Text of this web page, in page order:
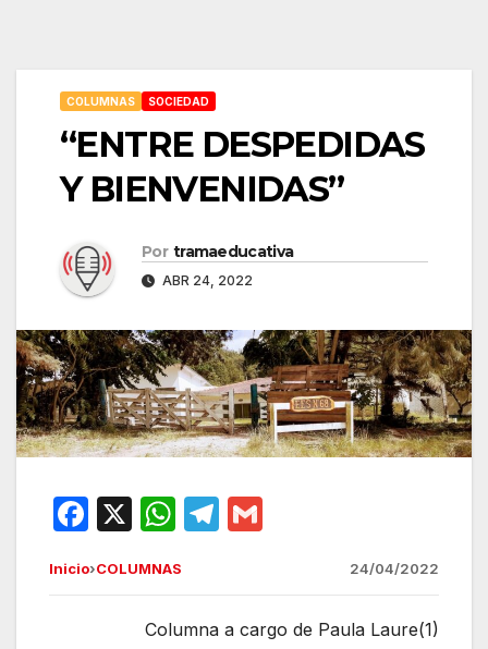
COLUMNAS SOCIEDAD
“ENTRE DESPEDIDAS
Y BIENVENIDAS”
Por tramaeducativa
ABR 24, 2022
F
c
X
W
at
s
T
e
gr
ail
Inicio›COLUMNAS 24/04/2022
Columna a cargo de Paula Laure(1)